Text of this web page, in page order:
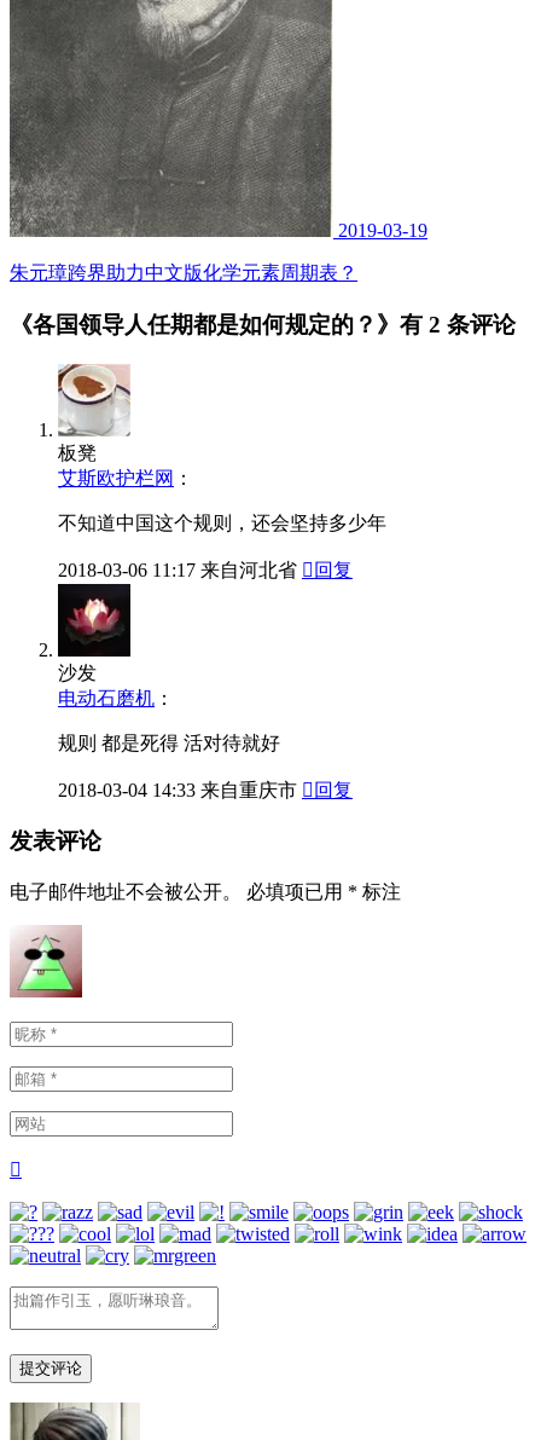
2019-03-19
朱元璋跨界助力中文版化学元素周期表？
《各国领导人任期都是如何规定的？》有 2 条评论
板凳
艾斯欧护栏网 ：
不知道中国这个规则，还会坚持多少年
2018-03-06 11:17 来自河北省  回复
沙发
电动石磨机 ：
规则 都是死得 活对待就好
2018-03-04 14:33 来自重庆市  回复
发表评论
电子邮件地址不会被公开。 必填项已用 * 标注
